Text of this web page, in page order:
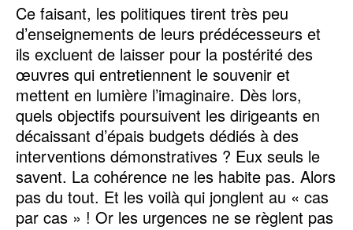
Ce faisant, les politiques tirent très peu
d’enseignements de leurs prédécesseurs et
ils excluent de laisser pour la postérité des
œuvres qui entretiennent le souvenir et
mettent en lumière l’imaginaire. Dès lors,
quels objectifs poursuivent les dirigeants en
décaissant d’épais budgets dédiés à des
interventions démonstratives ? Eux seuls le
savent. La cohérence ne les habite pas. Alors
pas du tout. Et les voilà qui jonglent au « cas
par cas » ! Or les urgences ne se règlent pas